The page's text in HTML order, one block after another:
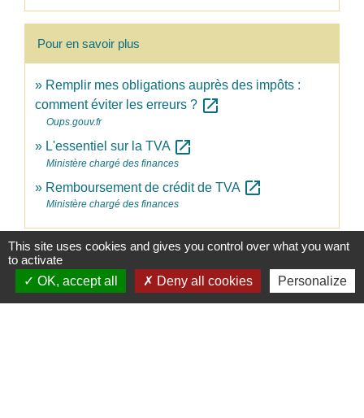
Pour en savoir plus
Remplir mes obligations auprès des impôts :
comment éviter les erreurs ? open_in_new
Oups.gouv.fr
L'essentiel sur la TVA open_in_new
Ministère chargé des finances
Remboursement de crédit de TVA open_in_new
Ministère chargé des finances
Signaler une erreur sur cette page
This site uses cookies and gives you control over what you want
to activate
OK, accept all
Deny all cookies Personalize